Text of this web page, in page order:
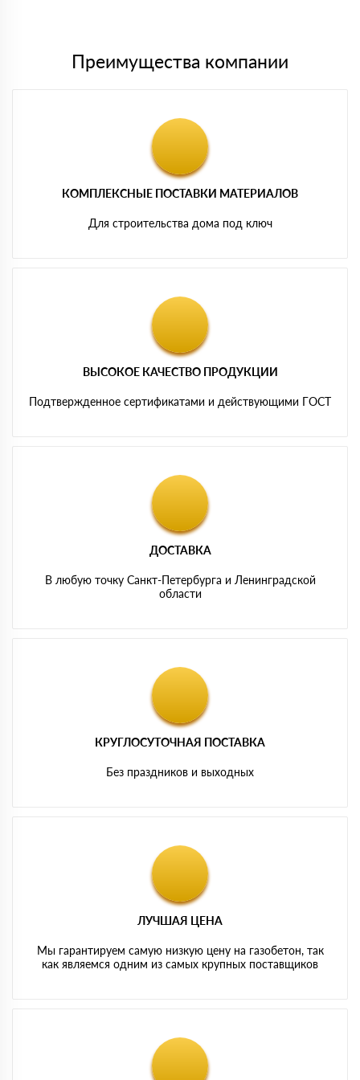
Преимущества компании
КОМПЛЕКСНЫЕ ПОСТАВКИ МАТЕРИАЛОВ
Для строительства дома под ключ
ВЫСОКОЕ КАЧЕСТВО ПРОДУКЦИИ
Подтвержденное сертификатами и действующими ГОСТ
ДОСТАВКА
В любую точку Санкт-Петербурга и Ленинградской
области
КРУГЛОСУТОЧНАЯ ПОСТАВКА
Без праздников и выходных
ЛУЧШАЯ ЦЕНА
Мы гарантируем самую низкую цену на газобетон, так
как являемся одним из самых крупных поставщиков